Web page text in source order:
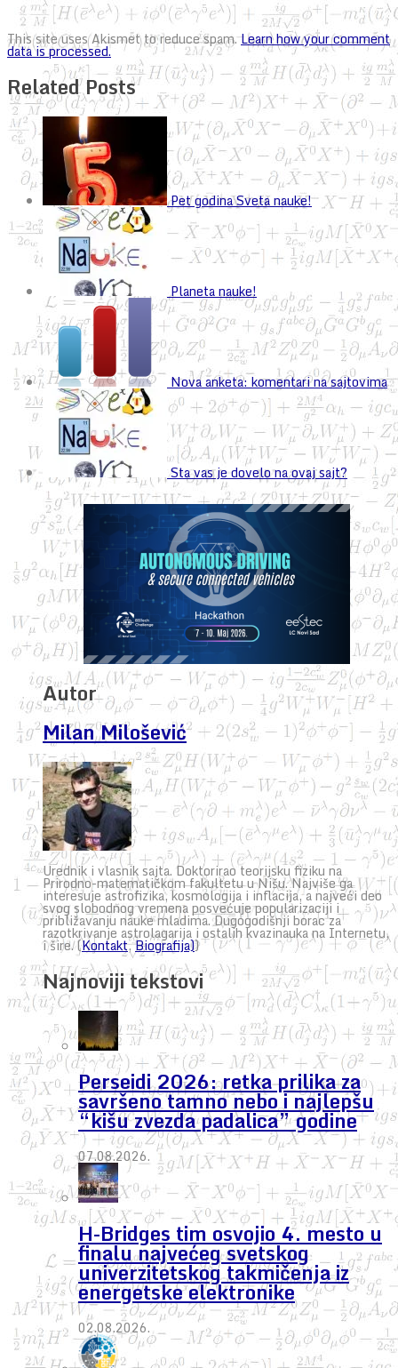
This site uses Akismet to reduce spam.Learn how your comment
data is processed.
Related Posts
Pet godina Sveta nauke!
Planeta nauke!
Nova anketa: komentari na sajtovima
Sta vas je dovelo na ovaj sajt?
Autor
Milan Milošević
Urednik i vlasnik sajta. Doktorirao teorijsku fiziku na
Prirodno-matematičkom fakultetu u Nišu. Najviše ga
interesuje astrofizika, kosmologija i inflacija, a najveći deo
svog slobodnog vremena posvećuje popularizaciji i
približavanju nauke mladima. Dugogodišnji borac za
razotkrivanje astrolagarija i ostalih kvazinauka na Internetu,
i šire. (Kontakt,Biografija))
Najnoviji tekstovi
Perseidi 2026: retka prilika za
savršeno tamno nebo i najlepšu
“kišu zvezda padalica” godine
07.08.2026.
H-Bridges tim osvojio 4. mesto u
finalu najvećeg svetskog
univerzitetskog takmičenja iz
energetske elektronike
02.08.2026.